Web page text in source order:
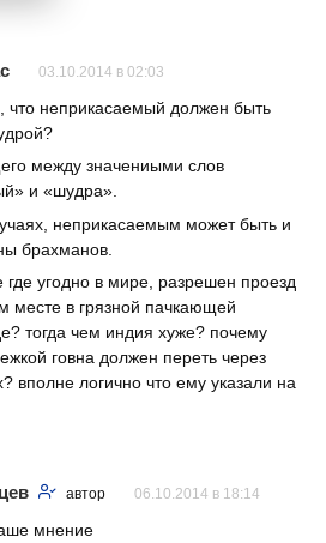
03.10.2014 в 02:03
что неприкасаемый должен быть
между значениыми слов
и «шудра».
неприкасаемым может быть и
брахманов.
где угодно в мире, разрешен проезд
месте в грязной пачкающей
тогда чем индия хуже? почему
говна должен переть через
вполне логично что ему указали на
автор 06.10.2014 в 18:14
мнение